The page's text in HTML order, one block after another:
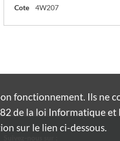
Cote 4W207
fonctionnement. Ils ne
de la loi Informatique et
sur le lien ci-dessous.